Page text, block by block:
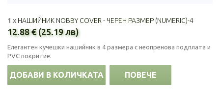
1 x НАШИЙНИК NOBBY COVER - ЧЕРЕН РАЗМЕР (NUMERIC)-4
12.88 € (25.19 лв)
Елегантен кучешки нашийник в 4 размера с неопренова подплата и
PVC покритие.
ДОБАВИ В КОЛИЧКАТА ПОВЕЧЕ